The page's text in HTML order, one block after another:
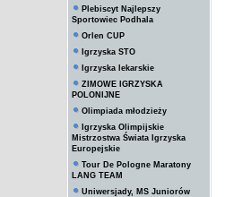
Plebiscyt Najlepszy
Sportowiec Podhala
Orlen CUP
Igrzyska STO
Igrzyska lekarskie
ZIMOWE IGRZYSKA
POLONIJNE
Olimpiada młodzieży
Igrzyska Olimpijskie
Mistrzostwa Świata Igrzyska
Europejskie
Tour De Pologne Maratony
LANG TEAM
Uniwersjady, MS Juniorów